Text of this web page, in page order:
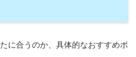
に合うのか、具体的なおすすめポ